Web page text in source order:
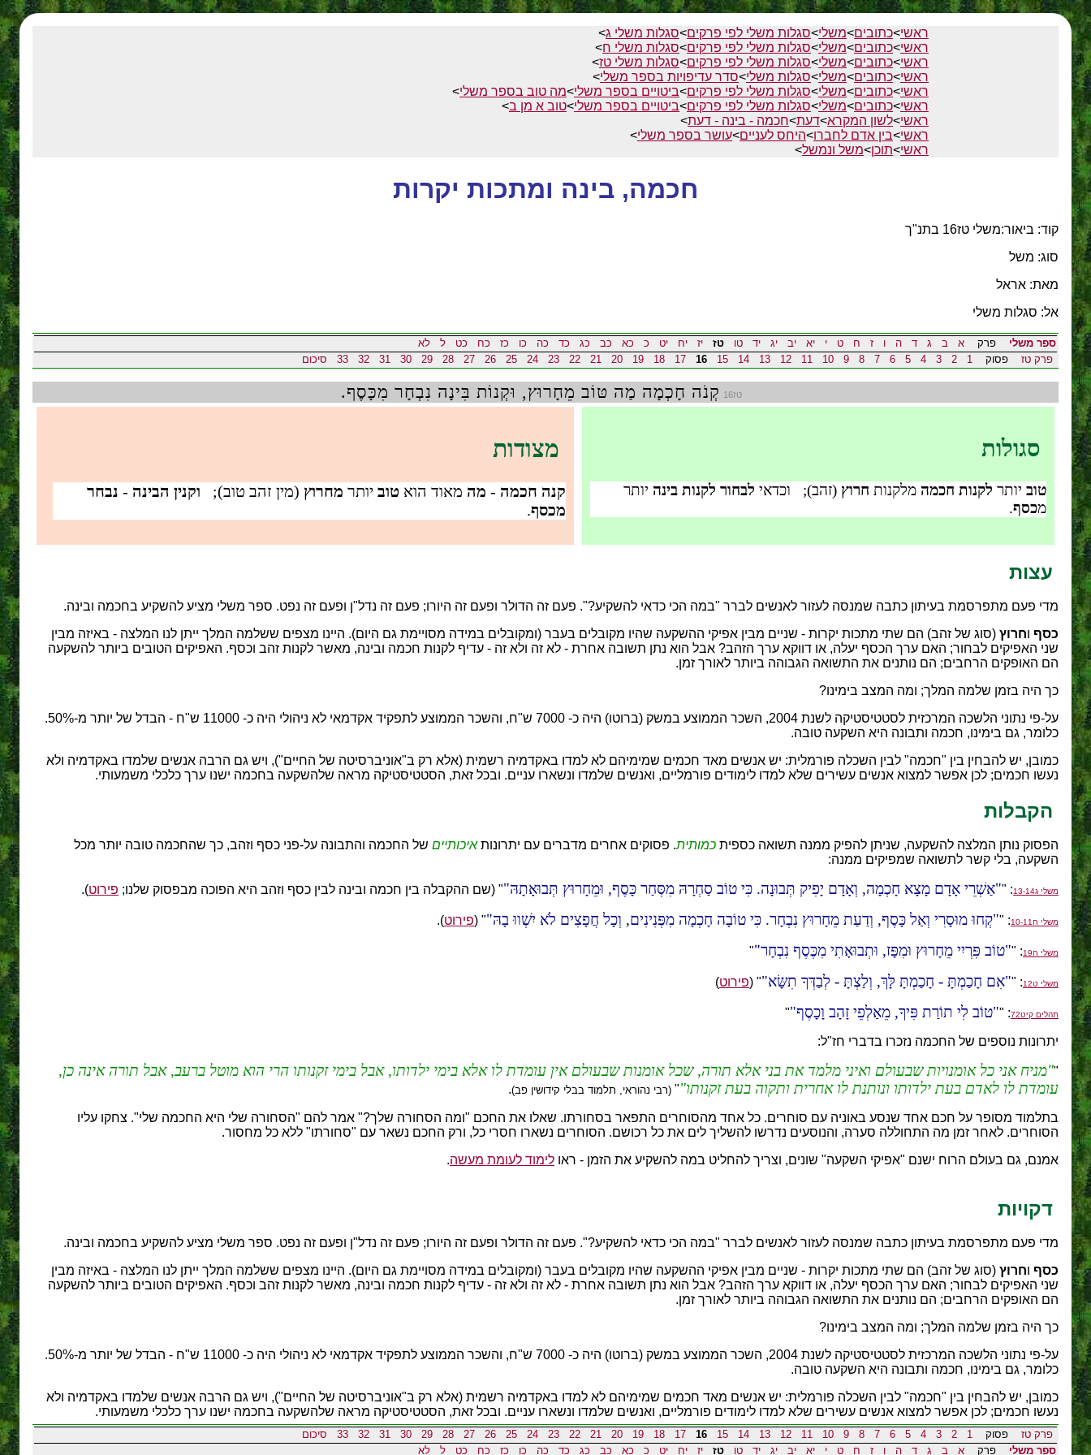
ראשי>כתובים>משלי>סגלות משלי לפי פרקים>סגלות משלי ג>
ראשי>כתובים>משלי>סגלות משלי לפי פרקים>סגלות משלי ח>
ראשי>כתובים>משלי>סגלות משלי לפי פרקים>סגלות משלי טז>
ראשי>כתובים>משלי>סגלות משלי>סדר עדיפויות בספר משלי>
ראשי>כתובים>משלי>סגלות משלי לפי פרקים>ביטויים בספר משלי>מה טוב בספר משלי>
ראשי>כתובים>משלי>סגלות משלי לפי פרקים>ביטויים בספר משלי>טוב א מן ב>
ראשי>לשון המקרא>דעת>חכמה - בינה - דעת>
ראשי>בין אדם לחברו>היחס לעניים>עושר בספר משלי>
ראשי>תוכן>משל ונמשל>
חכמה, בינה ומתכות יקרות
קוד: ביאור:משלי טז16 בתנ"ך
סוג: משל
מאת: אראל
אל: סגלות משלי
ספר משלי פרק א ב ג ד ה ו ז ח ט י יא יב יג יד טו טז יז יח יט כ כא כב כג כד כה כו כז כח כט ל
לא
פרק טז פסוק 1
2
3
4
5
6
7
8
9
10
11
12
13
14
15
16
17
18
19
20
21
22
23
24
25
26
27
28
29
30
31
32
33 סיכום
טז16 קְנֹה חָכְמָה מַה טּוֹב מֵחָרוּץ, וּקְנוֹת בִּינָה נִבְחָר מִכָּסֶף.
סגולות
טוב יותר לקנות חכמה מלקנות חרוץ (זהב); וכדאי לבחור לקנות בינה יותר
מכסף.
מצודות
קנה חכמה - מה מאוד הוא טוב יותר מחרוץ (מין זהב טוב); וקנין הבינה - נבחר
מכסף.
עצות
מדי פעם מתפרסמת בעיתון כתבה שמנסה לעזור לאנשים לברר "במה הכי כדאי להשקיע?". פעם זה הדולר ופעם זה היורו; פעם זה נדל"ן ופעם זה נפט. ספר משלי מציע להשקיע בחכמה ובינה.
כסף וחרוץ (סוג של זהב) הם שתי מתכות יקרות - שניים מבין אפיקי ההשקעה שהיו מקובלים בעבר (ומקובלים במידה מסויימת גם היום). היינו מצפים ששלמה המלך ייתן לנו המלצה - באיזה מבין
שני האפיקים לבחור; האם ערך הכסף יעלה, או דווקא ערך הזהב? אבל הוא נתן תשובה אחרת - לא זה ולא זה - עדיף לקנות חכמה ובינה, מאשר לקנות זהב וכסף. האפיקים הטובים ביותר להשקעה
הם האופקים הרחבים; הם נותנים את התשואה הגבוהה ביותר לאורך זמן.
כך היה בזמן שלמה המלך; ומה המצב בימינו?
על-פי נתוני הלשכה המרכזית לסטטיסטיקה לשנת 2004, השכר הממוצע במשק (ברוטו) היה כ- 7000 ש"ח, והשכר הממוצע לתפקיד אקדמאי לא ניהולי היה כ- 11000 ש"ח - הבדל של יותר מ-50%.
כלומר, גם בימינו, חכמה ותבונה היא השקעה טובה.
כמובן, יש להבחין בין "חכמה" לבין השכלה פורמלית: יש אנשים מאד חכמים שמימיהם לא למדו באקדמיה רשמית (אלא רק ב"אוניברסיטה של החיים"), ויש גם הרבה אנשים שלמדו באקדמיה ולא
נעשו חכמים; לכן אפשר למצוא אנשים עשירים שלא למדו לימודים פורמליים, ואנשים שלמדו ונשארו עניים. ובכל זאת, הסטטיסטיקה מראה שלהשקעה בחכמה ישנו ערך כלכלי משמעותי.
הקבלות
הפסוק נותן המלצה להשקעה, שניתן להפיק ממנה תשואה כספית כמותית. פסוקים אחרים מדברים עם יתרונותאיכותיים של החכמה והתבונה על-פני כסף וזהב, כך שהחכמה טובה יותר מכל
השקעה, בלי קשר לתשואה שמפיקים ממנה:
משלי ג13-14 : " אַשְׁרֵי אָדָם מָצָא חָכְמָה, וְאָדָם יָפִיק תְּבוּנָה. כִּי טוֹב סַחְרָהּ מִסְּחַר כָּסֶף, וּמֵחָרוּץ תְּבוּאָתָהּ " (שם ההקבלה בין חכמה ובינה לבין כסף וזהב היא הפוכה מבפסוק שלנו; פירוט).
משלי ח10-11 : " קְחוּ מוּסָרִי וְאַל כָּסֶף, וְדַעַת מֵחָרוּץ נִבְחָר. כִּי טוֹבָה חָכְמָה מִפְּנִינִים, וְכָל חֲפָצִים לֹא יִשְׁווּ בָהּ " (פירוט).
משלי ח19 : " טוֹב פִּרְיִי מֵחָרוּץ וּמִפָּז, וּתְבוּאָתִי מִכֶּסֶף נִבְחָר "
משלי ט12 : " אִם חָכַמְתָּ - חָכַמְתָּ לָּךְ, וְלַצְתָּ - לְבַדְּךָ תִשָּׂא " (פירוט)
תהלים קיט72 : " טוֹב לִי תוֹרַת פִּיךָ, מֵאַלְפֵי זָהָב וָכָסֶף "
יתרונות נוספים של החכמה נזכרו בדברי חז"ל:
" מניח אני כל אומנויות שבעולם ואיני מלמד את בני אלא תורה, שכל אומנות שבעולם אין עומדת לו אלא בימי ילדותו, אבל בימי זקנותו הרי הוא מוטל ברעב, אבל תורה אינה כן,
עומדת לו לאדם בעת ילדותו ונותנת לו אחרית ותקוה בעת זקנותו " (רבי נהוראי, תלמוד בבלי קידושין פב).
בתלמוד מסופר על חכם אחד שנסע באוניה עם סוחרים. כל אחד מהסוחרים התפאר בסחורתו. שאלו את החכם "ומה הסחורה שלך?" אמר להם "הסחורה שלי היא החכמה שלי". צחקו עליו
הסוחרים. לאחר זמן מה התחוללה סערה, והנוסעים נדרשו להשליך לים את כל רכושם. הסוחרים נשארו חסרי כל, ורק החכם נשאר עם "סחורתו" ללא כל מחסור.
אמנם, גם בעולם הרוח ישנם "אפיקי השקעה" שונים, וצריך להחליט במה להשקיע את הזמן - ראו לימוד לעומת מעשה.
דקויות
מדי פעם מתפרסמת בעיתון כתבה שמנסה לעזור לאנשים לברר "במה הכי כדאי להשקיע?". פעם זה הדולר ופעם זה היורו; פעם זה נדל"ן ופעם זה נפט. ספר משלי מציע להשקיע בחכמה ובינה.
כסף וחרוץ (סוג של זהב) הם שתי מתכות יקרות - שניים מבין אפיקי ההשקעה שהיו מקובלים בעבר (ומקובלים במידה מסויימת גם היום). היינו מצפים ששלמה המלך ייתן לנו המלצה - באיזה מבין
שני האפיקים לבחור; האם ערך הכסף יעלה, או דווקא ערך הזהב? אבל הוא נתן תשובה אחרת - לא זה ולא זה - עדיף לקנות חכמה ובינה, מאשר לקנות זהב וכסף. האפיקים הטובים ביותר להשקעה
הם האופקים הרחבים; הם נותנים את התשואה הגבוהה ביותר לאורך זמן.
כך היה בזמן שלמה המלך; ומה המצב בימינו?
על-פי נתוני הלשכה המרכזית לסטטיסטיקה לשנת 2004, השכר הממוצע במשק (ברוטו) היה כ- 7000 ש"ח, והשכר הממוצע לתפקיד אקדמאי לא ניהולי היה כ- 11000 ש"ח - הבדל של יותר מ-50%.
כלומר, גם בימינו, חכמה ותבונה היא השקעה טובה.
כמובן, יש להבחין בין "חכמה" לבין השכלה פורמלית: יש אנשים מאד חכמים שמימיהם לא למדו באקדמיה רשמית (אלא רק ב"אוניברסיטה של החיים"), ויש גם הרבה אנשים שלמדו באקדמיה ולא
נעשו חכמים; לכן אפשר למצוא אנשים עשירים שלא למדו לימודים פורמליים, ואנשים שלמדו ונשארו עניים. ובכל זאת, הסטטיסטיקה מראה שלהשקעה בחכמה ישנו ערך כלכלי משמעותי.
פרק טז פסוק 1
2
3
4
5
6
7
8
9
10
11
12
13
14
15
16
17
18
19
20
21
22
23
24
25
26
27
28
29
30
31
32
33
סיכום
ספר משלי פרק א ב ג ד ה ו ז ח ט י יא יב יג יד טו טז יז יח יט כ כא כב כג כד כה כו כז כח כט ל לא